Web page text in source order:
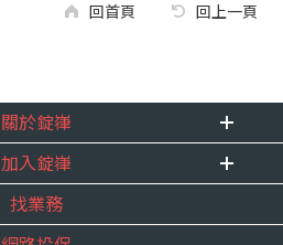
回首頁 回上一頁
關於錠嵂
企業資訊
重要事跡
得獎紀錄
加入錠嵂
內勤招聘
找業務